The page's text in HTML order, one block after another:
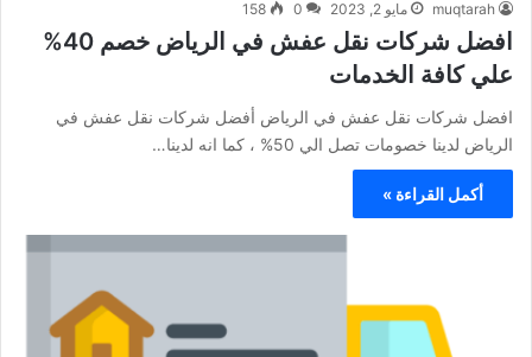
muqtarah مايو 2, 2023 0
158
افضل شركات نقل عفش في الرياض خصم 40%
علي كافة الخدمات
افضل شركات نقل عفش في الرياض أفضل شركات نقل عفش في
الرياض لدينا خصومات تصل الي 50% ، كما انه لدينا…
أكمل القراءة »